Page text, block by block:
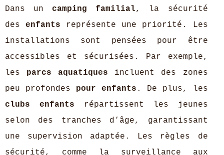
Dans uncamping familial, la sécurité
desenfants représente une priorité. Les
installations sont pensées pour être
accessibles et sécurisées. Par exemple,
les parcs aquatiques incluent des zones
peu profondes pour enfants . De plus, les
clubs enfants répartissent les jeunes
selon des tranches d’âge, garantissant
une supervision adaptée. Les règles de
sécurité, comme la surveillance aux